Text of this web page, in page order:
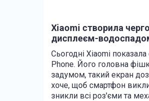
Xiaomi створила
дисплеєм-
Сьогодні Xiaomi
Phone. Його головна
задумом, такий екран
хоче, щоб смартфон
зникли всі роз'єми та